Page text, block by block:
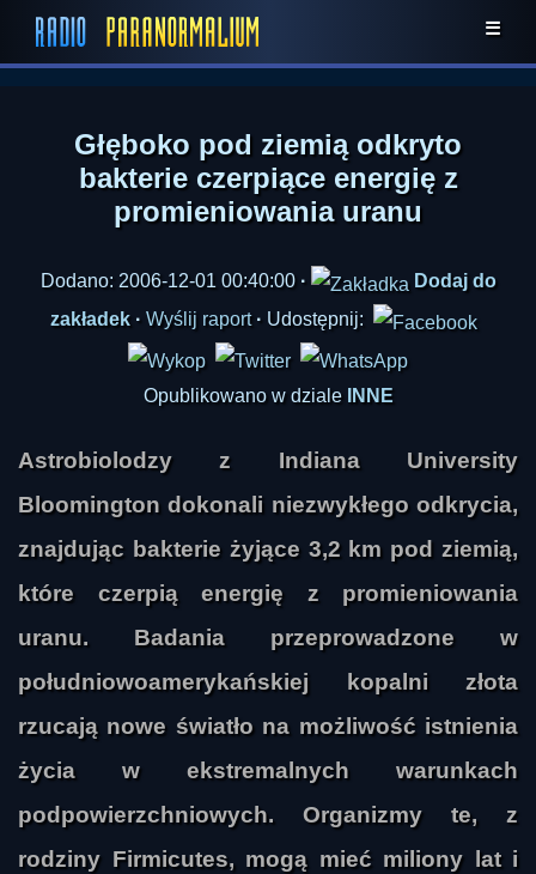
☰
Głęboko pod ziemią odkryto
bakterie czerpiące energię z
promieniowania uranu
Dodano: 2006-12-01 00:40:00 ·
Dodaj do
zakładek · Wyślij raport · Udostępnij:
Opublikowano w dziale INNE
Astrobiolodzy z Indiana University
Bloomington dokonali niezwykłego odkrycia,
znajdując bakterie żyjące 3,2 km pod ziemią,
które czerpią energię z promieniowania
uranu. Badania przeprowadzone w
południowoamerykańskiej kopalni złota
rzucają nowe światło na możliwość istnienia
życia w ekstremalnych warunkach
podpowierzchniowych. Organizmy te, z
rodziny Firmicutes, mogą mieć miliony lat i